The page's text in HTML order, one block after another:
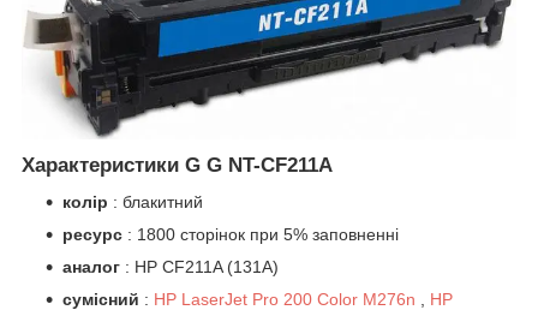
Характеристики G G NT-CF211A
колір : блакитний
ресурс : 1800 сторінок при 5% заповненні
аналог : HP CF211A (131A)
сумісний : HP LaserJet Pro 200 Color M276n
HP